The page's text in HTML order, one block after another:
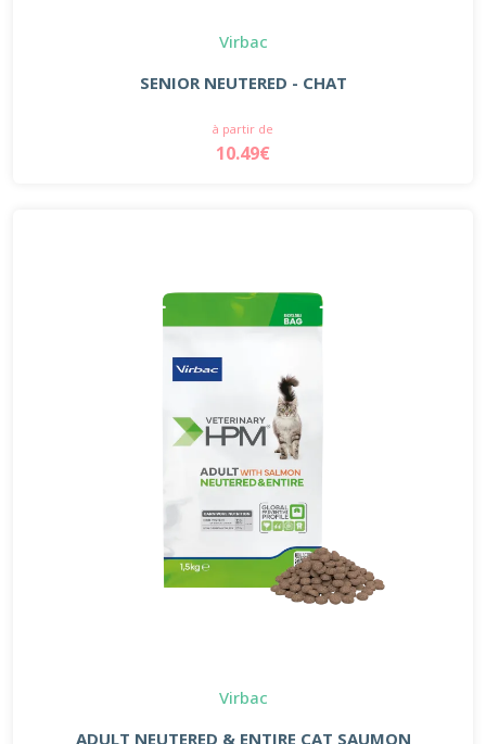
Virbac
SENIOR NEUTERED - CHAT
à partir de
10.49€
Virbac
ADULT NEUTERED & ENTIRE CAT SAUMON